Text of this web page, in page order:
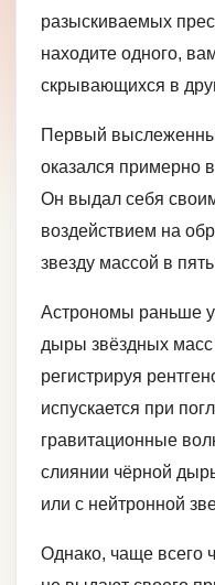
разыскиваемых
находите одного,
скрывающихся в
Первый
оказался примерно
Он выдал себя
воздействием на
звезду массой в
Астрономы раньше
дыры звёздных масс
регистрируя
испускается при
гравитационные
слиянии чёрной
или с нейтронной
Однако, чаще всего